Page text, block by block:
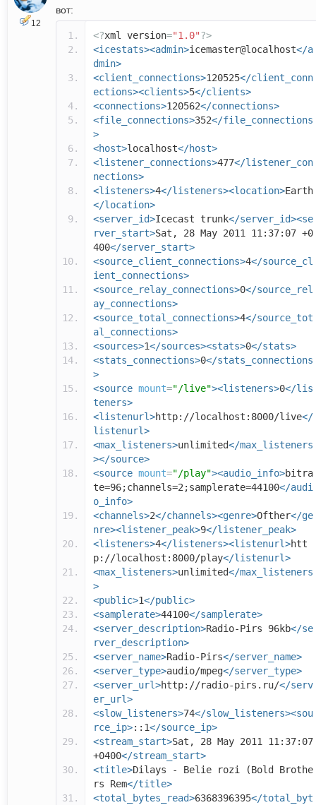
12
вот:
<?xml version="1.0"?>
<icestats><admin>icemaster@localhost</a
dmin>
<client_connections>120525</client_conn
ections><clients>5</clients>
<connections>120562</connections>
<file_connections>352</file_connections
>
<host>localhost</host>
<listener_connections>477</listener_con
nections>
<listeners>4</listeners><location>Earth
</location>
<server_id>Icecast trunk</server_id><se
rver_start>Sat, 28 May 2011 11:37:07 +0
400</server_start>
<source_client_connections>4</source_cl
ient_connections>
<source_relay_connections>0</source_rel
ay_connections>
<source_total_connections>4</source_tot
al_connections>
<sources>1</sources><stats>0</stats>
<stats_connections>0</stats_connections
>
<source mount="/live"><listeners>0</lis
teners>
<listenurl>http://localhost:8000/live</
listenurl>
<max_listeners>unlimited</max_listeners
></source>
<source mount="/play"><audio_info>bitra
te=96;channels=2;samplerate=44100</audi
o_info>
<channels>2</channels><genre>Ofther</ge
nre><listener_peak>9</listener_peak>
<listeners>4</listeners><listenurl>htt
p://localhost:8000/play</listenurl>
<max_listeners>unlimited</max_listeners
>
<public>1</public>
<samplerate>44100</samplerate>
<server_description>Radio-Pirs 96kb</se
rver_description>
<server_name>Radio-Pirs</server_name>
<server_type>audio/mpeg</server_type>
<server_url>http://radio-pirs.ru/</serv
er_url>
<slow_listeners>74</slow_listeners><sou
rce_ip>::1</source_ip>
<stream_start>Sat, 28 May 2011 11:37:07
+0400</stream_start>
<title>Dilays - Belie rozi (Bold Brothe
rs Rem</title>
<total_bytes_read>6368396395</total_byt